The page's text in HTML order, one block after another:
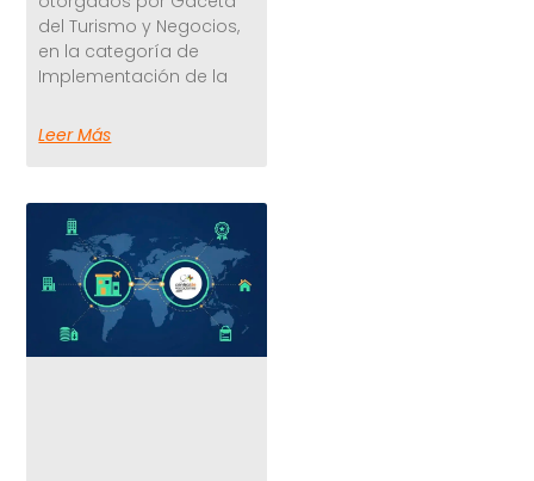
del Turismo y Negocios,
en la categoría de
Implementación de la
Leer Más